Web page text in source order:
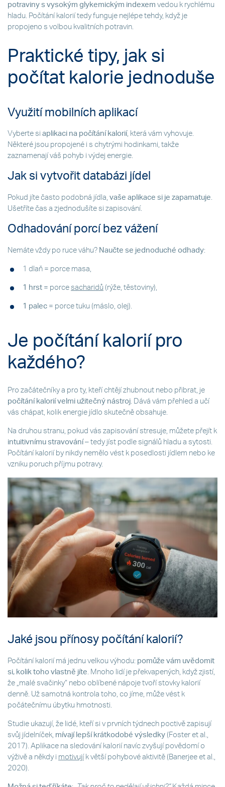
potraviny s vysokým glykemickým indexem vedou k rychlému
hladu. Počítání kalorií tedy funguje nejlépe tehdy, když je
propojeno s volbou kvalitních potravin.
Praktické tipy, jak si
počítat kalorie jednoduše
Využití mobilních aplikací
Vyberte si aplikaci na počítání kalorií, která vám vyhovuje.
Některé jsou propojené i s chytrými hodinkami, takže
zaznamenají váš pohyb i výdej energie.
Jak si vytvořit databázi jídel
Pokud jíte často podobná jídla, vaše aplikace si je zapamatuje.
Ušetříte čas a zjednodušíte si zapisování.
Odhadování porcí bez vážení
Nemáte vždy po ruce váhu? Naučte se jednoduché odhady:
1 dlaň = porce masa,
1 hrst = porce sacharidů (rýže, těstoviny),
1 palec = porce tuku (máslo, olej).
Je počítání kalorií pro
každého?
Pro začátečníky a pro ty, kteří chtějí zhubnout nebo přibrat, je
počítání kalorií velmi užitečný nástroj . Dává vám přehled a učí
vás chápat, kolik energie jídlo skutečně obsahuje.
Na druhou stranu, pokud vás zapisování stresuje, můžete přejít k
intuitivnímu stravování – tedy jíst podle signálů hladu a sytosti.
Počítání kalorií by nikdy nemělo vést k posedlosti jídlem nebo ke
vzniku poruch příjmu potravy.
Jaké jsou přínosy počítání kalorií?
Počítání kalorií má jednu velkou výhodu: pomůže vám uvědomit
si, kolik toho vlastně jíte. Mnoho lidí je překvapených, když zjistí,
že „malé svačinky“ nebo oblíbené nápoje tvoří stovky kalorií
denně. Už samotná kontrola toho, co jíme, může vést k
počátečnímu úbytku hmotnosti.
Studie ukazují, že lidé, kteří si v prvních týdnech poctivě zapisují
svůj jídelníček, mívají lepší krátkodobé výsledky (Foster et al.,
2017). Aplikace na sledování kalorií navíc zvyšují povědomí o
výživě a někdy i motivují k větší pohybové aktivitě (Banerjee et al.,
2020).